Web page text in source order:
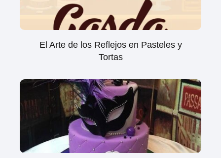
El Arte de los Reflejos en Pasteles y
Tortas